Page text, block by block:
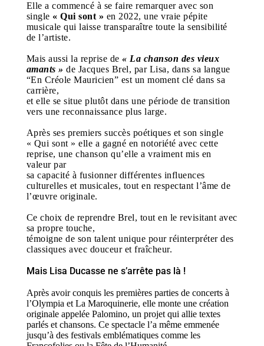
Elle a commencé à se faire remarquer avec son
single « Qui sont » en 2022, une vraie pépite
musicale qui laisse transparaître toute la sensibilité
de l’artiste.
Mais aussi la reprise de« La chanson des vieux
amants » de Jacques Brel, par Lisa, dans sa langue
“En Créole Mauricien” est un moment clé dans sa
carrière,
et elle se situe plutôt dans une période de transition
vers une reconnaissance plus large.
Après ses premiers succès poétiques et son single
« Qui sont » elle a gagné en notoriété avec cette
reprise, une chanson qu’elle a vraiment mis en
valeur par
sa capacité à fusionner différentes influences
culturelles et musicales, tout en respectant l’âme de
l’œuvre originale.
Ce choix de reprendre Brel, tout en le revisitant avec
sa propre touche,
témoigne de son talent unique pour réinterpréter des
classiques avec douceur et fraîcheur.
Mais Lisa Ducasse ne s’arrête pas là !
Après avoir conquis les premières parties de concerts à
l’Olympia et La Maroquinerie, elle monte une création
originale appelée Palomino, un projet qui allie textes
parlés et chansons. Ce spectacle l’a même emmenée
jusqu’à des festivals emblématiques comme les